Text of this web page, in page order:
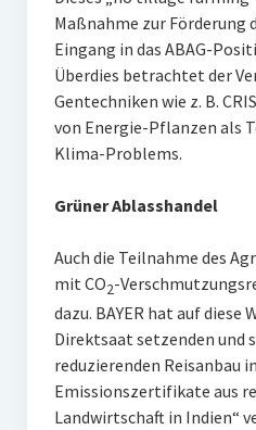
Maßnahme zur Förderung
Eingang in das ABAG-
Überdies betrachtet der
Gentechniken wie z. B.
von Energie-Pflanzen als
Klima-Problems.
Grüner Ablasshandel
Auch die Teilnahme des
mit CO2-
dazu. BAYER hat auf diese
Direktsaat setzenden und
reduzierenden Reisanbau
Emissionszertifikate aus
Landwirtschaft in Indien“